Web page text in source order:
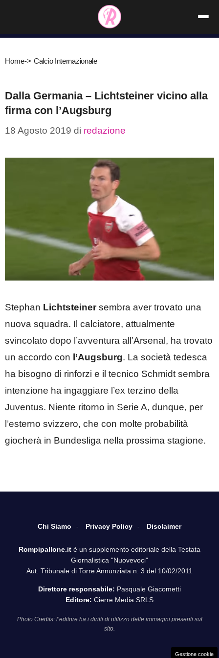
contenuto
Home-> Calcio Internazionale
Dalla Germania – Lichtsteiner vicino alla
firma con l’Augsburg
18 Agosto 2019 di redazione
Stephan Lichtsteinersembra aver trovato una
nuova squadra. Il calciatore, attualmente
svincolato dopo l’avventura all’Arsenal, ha trovato
un accordo con l’Augsburg. La società tedesca
ha bisogno di rinforzi e il tecnico Schmidt sembra
intenzione ha ingaggiare l’ex terzino della
Juventus. Niente ritorno in Serie A, dunque, per
l’esterno svizzero, che con molte probabilità
giocherà in Bundesliga nella prossima stagione.
Chi Siamo Privacy Policy Disclaimer
Rompipallone.it è un supplemento editoriale della Testata
Giornalistica "Nuovevoci"
Aut. Tribunale di Torre Annunziata n. 3 del 10/02/2011
Direttore responsabile: Pasquale Giacometti
Editore: Cierre Media SRLS
Photo Credits: l’editore ha i diritti di utilizzo delle immagini presenti sul
sito.
Gestione cookie